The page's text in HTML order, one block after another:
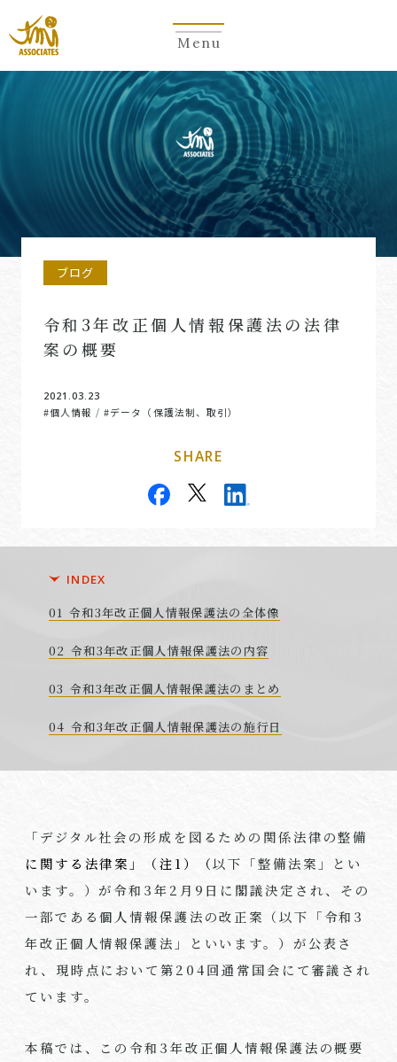
Menu
ブログ
令和3年改正個人情報保護法の法律
案の概要
2021.03.23
#個人情報 /#データ（保護法制、取引）
SHARE
INDEX
令和3年改正個人情報保護法の全体像
令和3年改正個人情報保護法の内容
令和3年改正個人情報保護法のまとめ
令和3年改正個人情報保護法の施行日
「デジタル社会の形成を図るための関係法律の整備
に関する法律案」（注1）（以下「整備法案」とい
います。）が令和3年2月9日に閣議決定され、その
一部である個人情報保護法の改正案（以下「令和3
年改正個人情報保護法」といいます。）が公表さ
れ、現時点において第204回通常国会にて審議され
ています。
本稿では、この令和3年改正個人情報保護法の概要